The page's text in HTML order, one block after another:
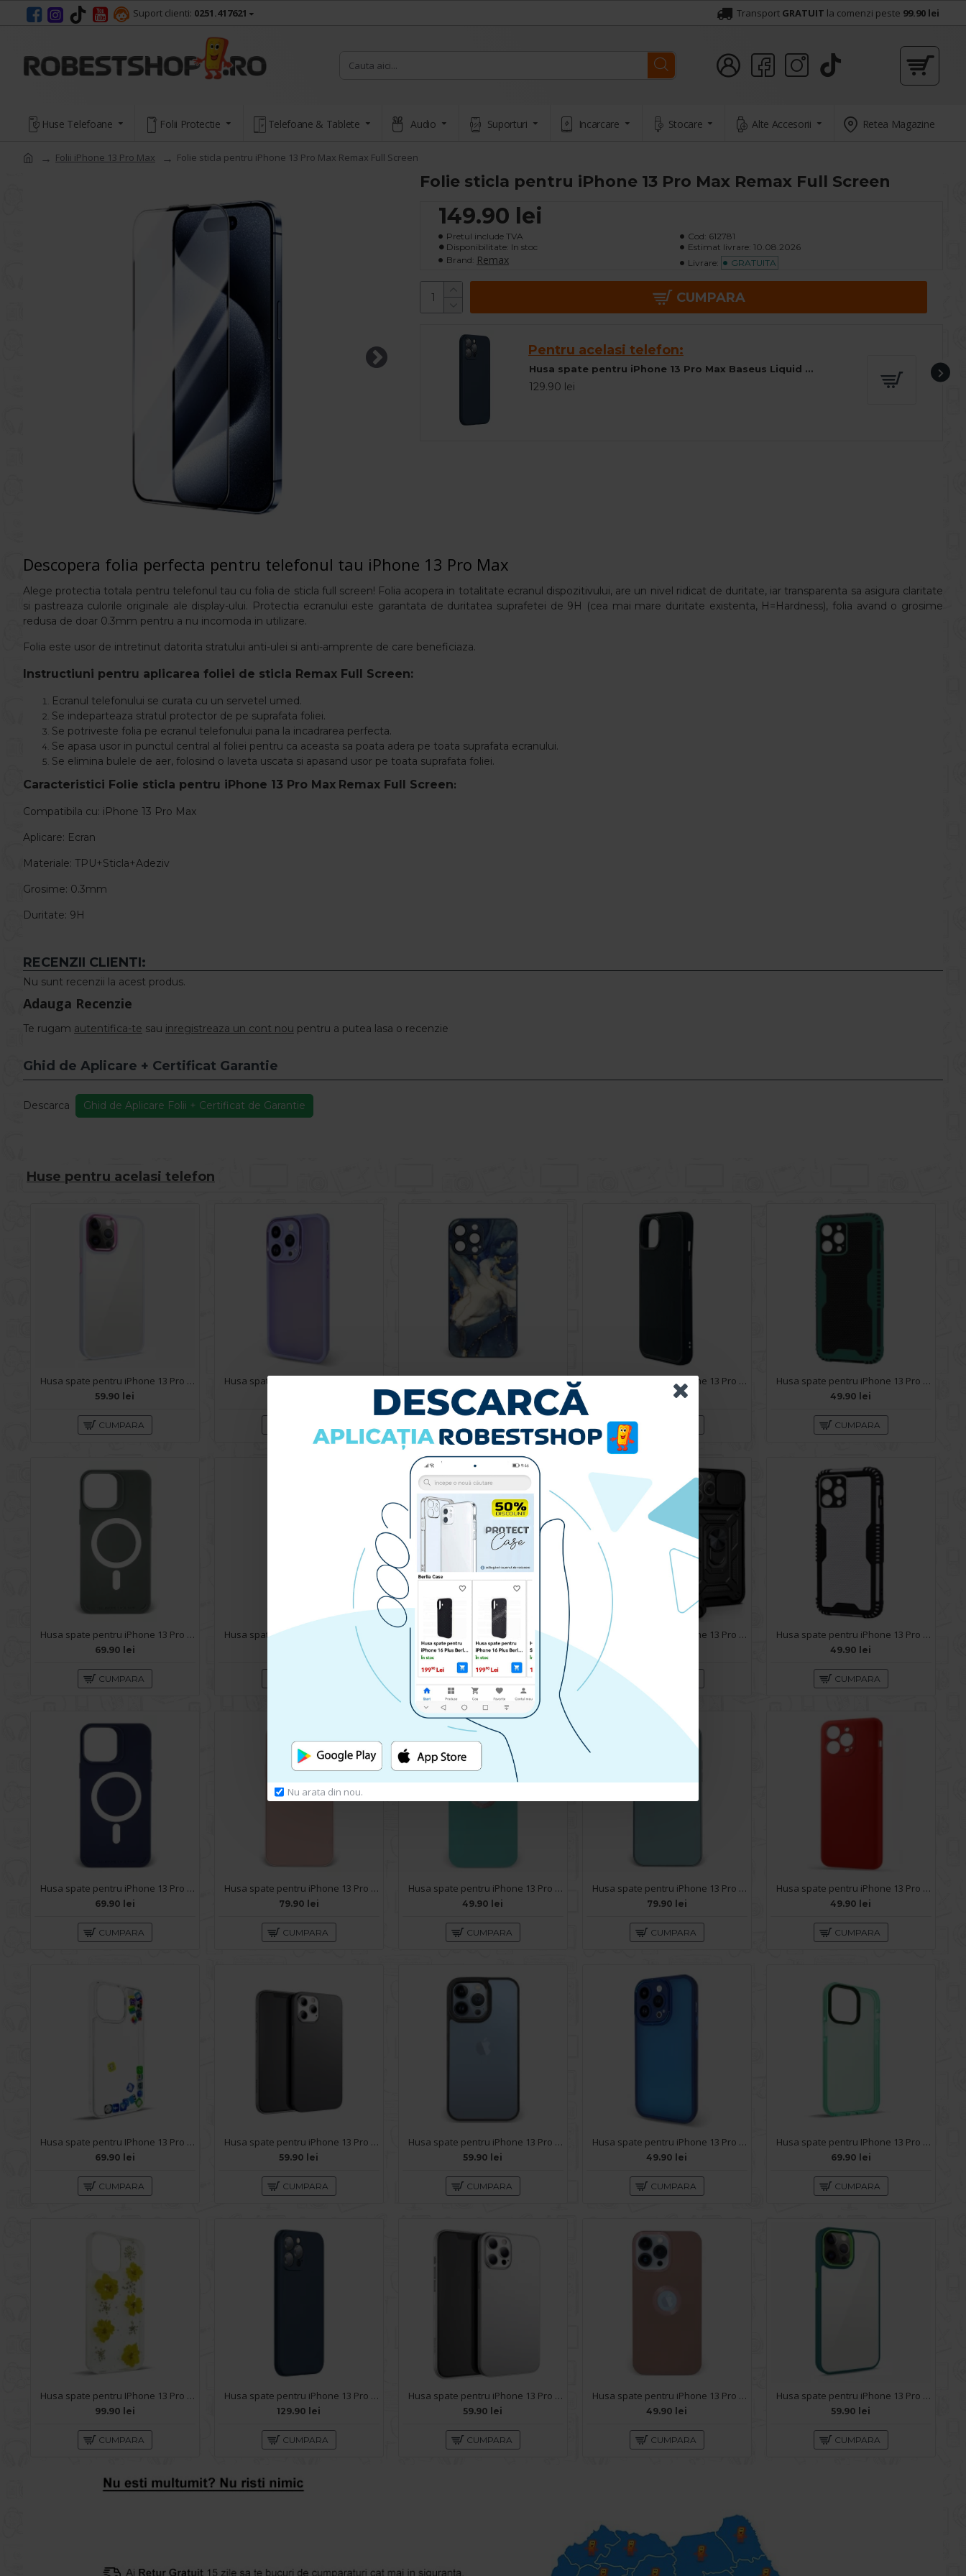
Nu arata din nou.
Suport clienti: 0251.417621 Transport GRATUIT la comenzi peste 99.90 lei
Huse Telefoane Folii Protectie Telefoane & Tablete Audio Suporturi Incarcare Stocare Alte Accesorii Retea Magazine
Folii iPhone 13 Pro Max Folie sticla pentru iPhone 13 Pro Max Remax Full Screen
Folie sticla pentru iPhone 13 Pro Max Remax Full Screen
149.90 lei
Pretul include TVA
Disponibilitate: In stoc
Brand: Remax
Cod: 612781
Estimat livrare: 10.08.2026
Livrare:
GRATUITA
CUMPARA
Pentru acelasi telefon:
Husa spate pentru iPhone 13 Pro Max Baseus Liquid Silica Gel - Albastru
129.90 lei
Descopera folia perfecta pentru telefonul tau iPhone 13 Pro Max
Alege protectia totala pentru telefonul tau cu folia de sticla full screen! Folia acopera in totalitate ecranul dispozitivului, are un nivel ridicat de duritate, iar transparenta sa asigura claritate
si pastreaza culorile originale ale display-ului. Protectia ecranului este garantata de duritatea suprafetei de 9H (cea mai mare duritate existenta, H=Hardness), folia avand o grosime
redusa de doar 0.3mm pentru a nu incomoda in utilizare.
Folia este usor de intretinut datorita stratului anti-ulei si anti-amprente de care beneficiaza.
Instructiuni pentru aplicarea foliei de sticla Remax Full Screen:
Ecranul telefonului se curata cu un servetel umed.
Se indeparteaza stratul protector de pe suprafata foliei.
Se potriveste folia pe ecranul telefonului pana la incadrarea perfecta.
Se apasa usor in punctul central al foliei pentru ca aceasta sa poata adera pe toata suprafata ecranului.
Se elimina bulele de aer, folosind o laveta uscata si apasand usor pe toata suprafata foliei.
Caracteristici Folie sticla pentru iPhone 13 Pro Max Remax Full Screen:
Compatibila cu: iPhone 13 Pro Max
Aplicare: Ecran
Materiale: TPU+Sticla+Adeziv
Grosime: 0.3mm
Duritate: 9H
RECENZII CLIENTI:
Nu sunt recenzii la acest produs.
Adauga Recenzie
Te rugam autentifica-te sau inregistreaza un cont nou pentru a putea lasa o recenzie
Ghid de Aplicare + Certificat Garantie
Descarca Ghid de Aplicare Folii + Certificat de Garantie
Huse pentru acelasi telefon
Husa spate pentru iPhone 13 Pro Max - Leaf Case Mov
59.90 lei
CUMPARA
79.90 lei
Husa spate pentru iPhone 13 Pro Max KIP Case - Negru
59.90 lei
Husa spate pentru iPhone 13 Pro Max - Zip Case Verde
49.90 lei
CUMPARA
Husa spate pentru iPhone 13 Pro Max - YOTOO Case Gri
69.90 lei
CUMPARA
Husa spate pentru iPhone 13 Pro Max - Silver Case
49.90 lei
CUMPARA
Husa spate pentru iPhone 13 Pro Max - Slide Case Negru Husa spate pentru iPhone 13 Pro Max - Zip Case Gri
49.90 lei
CUMPARA
Husa spate pentru iPhone 13 Pro Max - YOTOO Case Albastru
69.90 lei
CUMPARA
Husa spate pentru iPhone 13 Pro Max - Lito Case Roz
79.90 lei
CUMPARA
Husa spate pentru iPhone 13 Pro Max - Circle Case Turcoaz & Roz
49.90 lei
CUMPARA
Husa spate pentru iPhone 13 Pro Max - Lito Case Sierra Bleu
79.90 lei
CUMPARA
Husa spate pentru iPhone 13 Pro Max - Silicon Line Rosu
49.90 lei
CUMPARA
Husa spate pentru IPhone 13 Pro Max- Dinamic case
69.90 lei
CUMPARA
Husa spate pentru iPhone 13 Pro Max Hoco Premium - Negru
59.90 lei
CUMPARA
Husa spate pentru iPhone 13 Pro Max - Leaf Case Negru
59.90 lei
CUMPARA
Husa spate pentru iPhone 13 Pro Max - Catwalk Case Albastru
49.90 lei
CUMPARA
Husa spate pentru IPhone 13 Pro Max- KiLi case Verde
69.90 lei
CUMPARA
Husa spate pentru IPhone 13 Pro Max- Natural case
99.90 lei
CUMPARA
Husa spate pentru iPhone 13 Pro Max Baseus Liquid Silica Gel - Albastru
129.90 lei
CUMPARA
Husa spate pentru iPhone 13 Pro Max - HOCO Thin Series
59.90 lei
CUMPARA
Husa spate pentru iPhone 13 Pro Max - Circle Case Roz Prafuit & Roz
49.90 lei
CUMPARA
Husa spate pentru iPhone 13 Pro Max - Leaf Case Verde
59.90 lei
CUMPARA